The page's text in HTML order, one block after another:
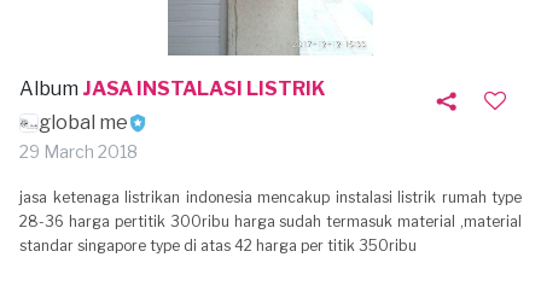
Album JASA INSTALASI LISTRIK
global me
29 March 2018
jasa ketenaga listrikan indonesia mencakup instalasi listrik rumah type
28-36 harga pertitik 300ribu harga sudah termasuk material ,material
standar singapore type di atas 42 harga per titik 350ribu